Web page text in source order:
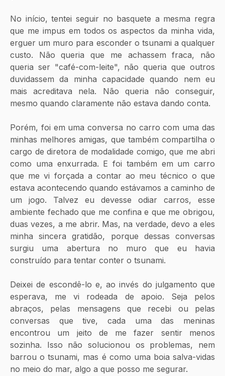
No início, tentei seguir no basquete a mesma regra
que me impus em todos os aspectos da minha vida,
erguer um muro para esconder o tsunami a qualquer
custo. Não queria que me achassem fraca, não
queria ser "café-com-leite", não queria que outros
duvidassem da minha capacidade quando nem eu
mais acreditava nela. Não queria não conseguir,
mesmo quando claramente não estava dando conta.
Porém, foi em uma conversa no carro com uma das
minhas melhores amigas, que também compartilha o
cargo de diretora de modalidade comigo, que me abri
como uma enxurrada. E foi também em um carro
que me vi forçada a contar ao meu técnico o que
estava acontecendo quando estávamos a caminho de
um jogo. Talvez eu devesse odiar carros, esse
ambiente fechado que me confina e que me obrigou,
duas vezes, a me abrir. Mas, na verdade, devo a eles
minha sincera gratidão, porque dessas conversas
surgiu uma abertura no muro que eu havia
construído para tentar conter o tsunami.
Deixei de escondê-lo e, ao invés do julgamento que
esperava, me vi rodeada de apoio. Seja pelos
abraços, pelas mensagens que recebi ou pelas
conversas que tive, cada uma das meninas
encontrou um jeito de me fazer sentir menos
sozinha. Isso não solucionou os problemas, nem
barrou o tsunami, mas é como uma boia salva-vidas
no meio do mar, algo a que posso me segurar.